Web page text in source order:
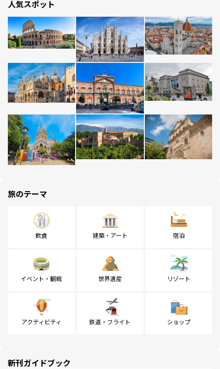
人気スポット
旅のテーマ
飲食 建築・アート 宿泊
イベント・観戦 世界遺産 リゾート
アクティビティ 鉄道・フライト ショップ
新刊ガイドブック